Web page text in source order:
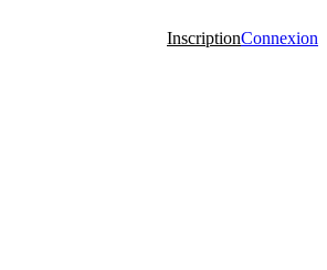
InscriptionConnexion